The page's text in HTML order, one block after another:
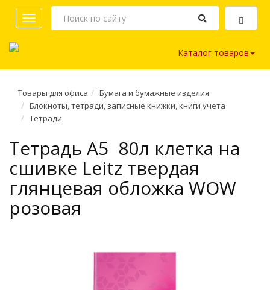
Toggle
navigation
Каталог товаров
Товары для офиса
Бумага и бумажные изделия
Блокноты, тетради, записные книжки, книги учета
Тетради
Тетрадь A5 80л клетка на
сшивке Leitz твердая
глянцевая обложка WOW
розовая